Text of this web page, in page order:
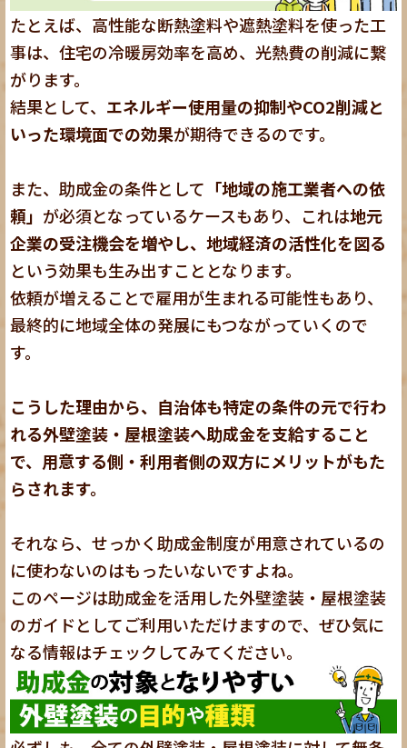
たとえば、高性能な断熱塗料や遮熱塗料を使った工
事は、住宅の冷暖房効率を高め、光熱費の削減に繋
がります。
結果として、 エネルギー使用量の抑制やCO2削減と
いった環境面での効果が期待できるのです。
また、助成金の条件として 「地域の施工業者への依
頼」 が必須となっているケースもあり、これは地元
企業の受注機会を増やし、地域経済の活性化を図る
という効果も生み出すこととなります。
依頼が増えることで雇用が生まれる可能性もあり、
最終的に地域全体の発展にもつながっていくので
す。
こうした理由から、自治体も特定の条件の元で行わ
れる外壁塗装・屋根塗装へ助成金を支給すること
で、用意する側・利用者側の双方にメリットがもた
らされます。
それなら、せっかく助成金制度が用意されているの
に使わないのはもったいないですよね。
このページは助成金を活用した外壁塗装・屋根塗装
のガイドとしてご利用いただけますので、ぜひ気に
なる情報はチェックしてみてください。